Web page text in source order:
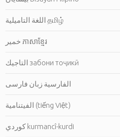
اللغة التاميلية தமிழ்
خمير ភាសាខ្មែរ
التاجيك забони тоҷикӣ
الفارسية زبان فارسی
الفيتنامية (tiếng Việt)
كوردي kurmancî-kurdi